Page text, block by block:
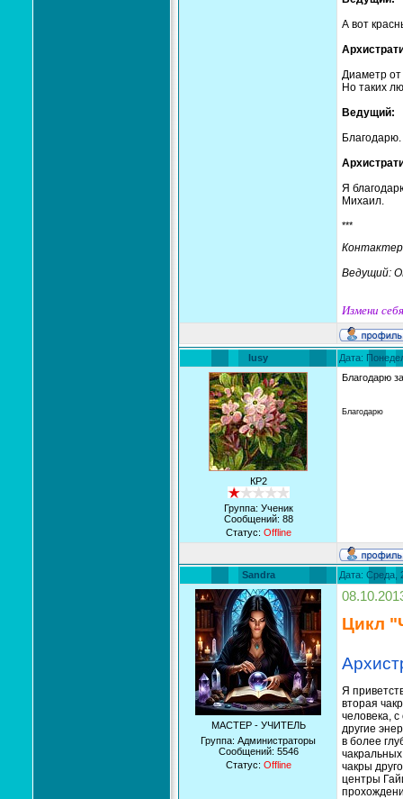
А вот
Диаметр от
Но таких
Ведущий:
Я
Михаил.
***
Ведущий:
Измени
lusy Дата:
КР2
Группа: Ученик
Сообщений: 88
Статус: Offline
Благодарю
Благодарю
Sandra Дата: Среда,
МАСТЕР - УЧИТЕЛЬ
Группа: Администраторы
Сообщений: 5546
Статус: Offline
Цикл
Я
вторая
человека,
другие
в более
чакры
центры